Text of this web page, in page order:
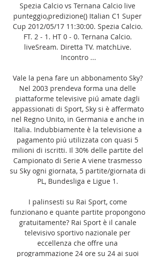
Spezia Calcio vs Ternana Calcio live
punteggio,predizione() Italian C1 Super
Cup 2012/05/17 11:30:00. Spezia Calcio.
FT. 2 - 1. HT 0 - 0. Ternana Calcio.
liveSream. Diretta TV. matchLive.
Incontro ...
Vale la pena fare un abbonamento Sky?
Nel 2003 prendeva forma una delle
piattaforme televisive piú amate dagli
appassionati di Sport, Sky si è affermato
nel Regno Unito, in Germania e anche in
Italia. Indubbiamente è la televisione a
pagamento piú utilizzata con quasi 5
milioni di iscritti. Il 30% delle partite del
Campionato di Serie A viene trasmesso
su Sky ogni giornata, 5 partite/giornata di
PL, Bundesliga e Ligue 1.
I palinsesti su Rai Sport, come
funzionano e quante partite propongono
gratuitamente? Rai Sport è il canale
televisivo sportivo nazionale per
eccellenza che offre una
programmazione 24 ore su 24 ai suoi